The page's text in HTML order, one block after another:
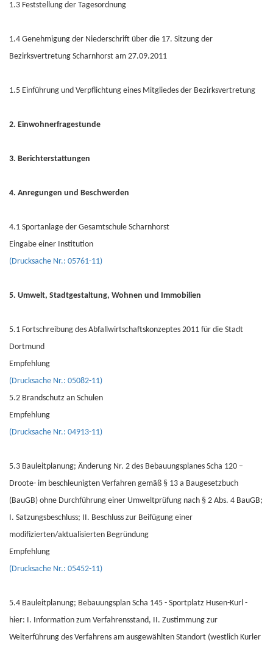
1.3 Feststellung der Tagesordnung
1.4 Genehmigung der Niederschrift über die 17. Sitzung der
Bezirksvertretung Scharnhorst am 27.09.2011
1.5 Einführung und Verpflichtung eines Mitgliedes der Bezirksvertretung
2. Einwohnerfragestunde
3. Berichterstattungen
4. Anregungen und Beschwerden
4.1 Sportanlage der Gesamtschule Scharnhorst
Eingabe einer Institution
(Drucksache Nr.: 05761-11)
5. Umwelt, Stadtgestaltung, Wohnen und Immobilien
5.1 Fortschreibung des Abfallwirtschaftskonzeptes 2011 für die Stadt
Dortmund
Empfehlung
(Drucksache Nr.: 05082-11)
5.2 Brandschutz an Schulen
Empfehlung
(Drucksache Nr.: 04913-11)
5.3 Bauleitplanung; Änderung Nr. 2 des Bebauungsplanes Scha 120 –
Droote- im beschleunigten Verfahren gemäß § 13 a Baugesetzbuch
(BauGB) ohne Durchführung einer Umweltprüfung nach § 2 Abs. 4 BauGB;
I. Satzungsbeschluss; II. Beschluss zur Beifügung einer
modifizierten/aktualisierten Begründung
Empfehlung
(Drucksache Nr.: 05452-11)
5.4 Bauleitplanung; Bebauungsplan Scha 145 - Sportplatz Husen-Kurl -
hier: I. Information zum Verfahrensstand, II. Zustimmung zur
Weiterführung des Verfahrens am ausgewählten Standort (westlich Kurler